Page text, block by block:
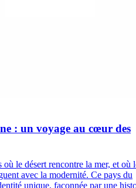
: un voyage au cœur des
le désert rencontre la mer, et où
avec la modernité. Ce pays du
unique, façonnée par une